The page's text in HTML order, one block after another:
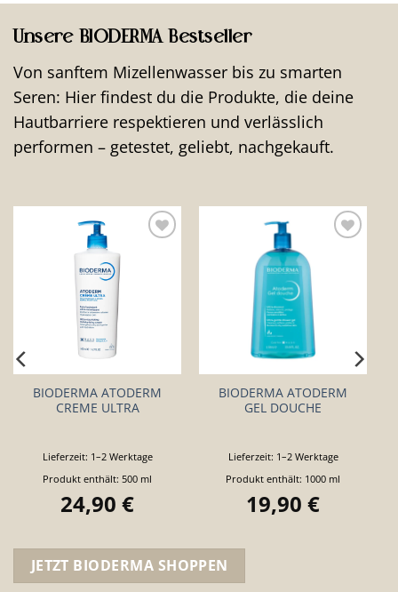
Unsere BIODERMA Bestseller
Von sanftem Mizellenwasser bis zu smarten
Seren: Hier findest du die Produkte, die deine
Hautbarriere respektieren und verlässlich
performen – getestet, geliebt, nachgekauft.
Wunschliste
BIODERMA ATODERM
CREME ULTRA
Lieferzeit: 1–2 Werktage
Produkt enthält: 500 ml
24,90 €
Wunschliste
BIODERMA ATODERM
GEL DOUCHE
Lieferzeit: 1–2 Werktage
Produkt enthält: 1000 ml
19,90 €
JETZT BIODERMA SHOPPEN